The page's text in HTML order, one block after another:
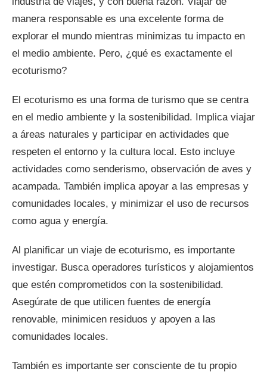
manera responsable es una excelente forma de
explorar el mundo mientras minimizas tu impacto en
el medio ambiente. Pero, ¿qué es exactamente el
ecoturismo?
El ecoturismo es una forma de turismo que se centra
en el medio ambiente y la sostenibilidad. Implica viajar
a áreas naturales y participar en actividades que
respeten el entorno y la cultura local. Esto incluye
actividades como senderismo, observación de aves y
acampada. También implica apoyar a las empresas y
comunidades locales, y minimizar el uso de recursos
como agua y energía.
Al planificar un viaje de ecoturismo, es importante
investigar. Busca operadores turísticos y alojamientos
que estén comprometidos con la sostenibilidad.
Asegúrate de que utilicen fuentes de energía
renovable, minimicen residuos y apoyen a las
comunidades locales.
También es importante ser consciente de tu propio